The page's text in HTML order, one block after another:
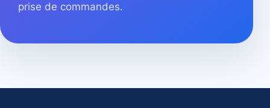
prise de commandes.